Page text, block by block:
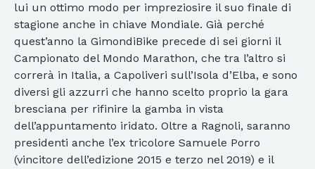
lui un ottimo modo per impreziosire il suo finale di
stagione anche in chiave Mondiale. Già perché
quest’anno la GimondiBike precede di sei giorni il
Campionato del Mondo Marathon, che tra l’altro si
correrà in Italia, a Capoliveri sull’Isola d’Elba, e sono
diversi gli azzurri che hanno scelto proprio la gara
bresciana per rifinire la gamba in vista
dell’appuntamento iridato. Oltre a Ragnoli, saranno
presidenti anche l’ex tricolore Samuele Porro
(vincitore dell’edizione 2015 e terzo nel 2019) e il